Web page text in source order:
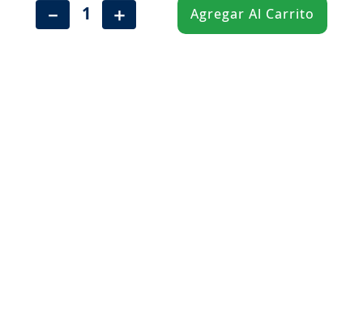
Aceptar
No aceptar
＋
－ Agregar Al Carrito
Corporativo